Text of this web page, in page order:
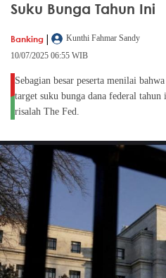
Suku Bunga Tahun Ini
Banking |
Kunthi Fahmar Sandy
10/07/2025 06:55 WIB
Sebagian besar peserta menilai
target suku bunga dana federal
risalah The Fed.